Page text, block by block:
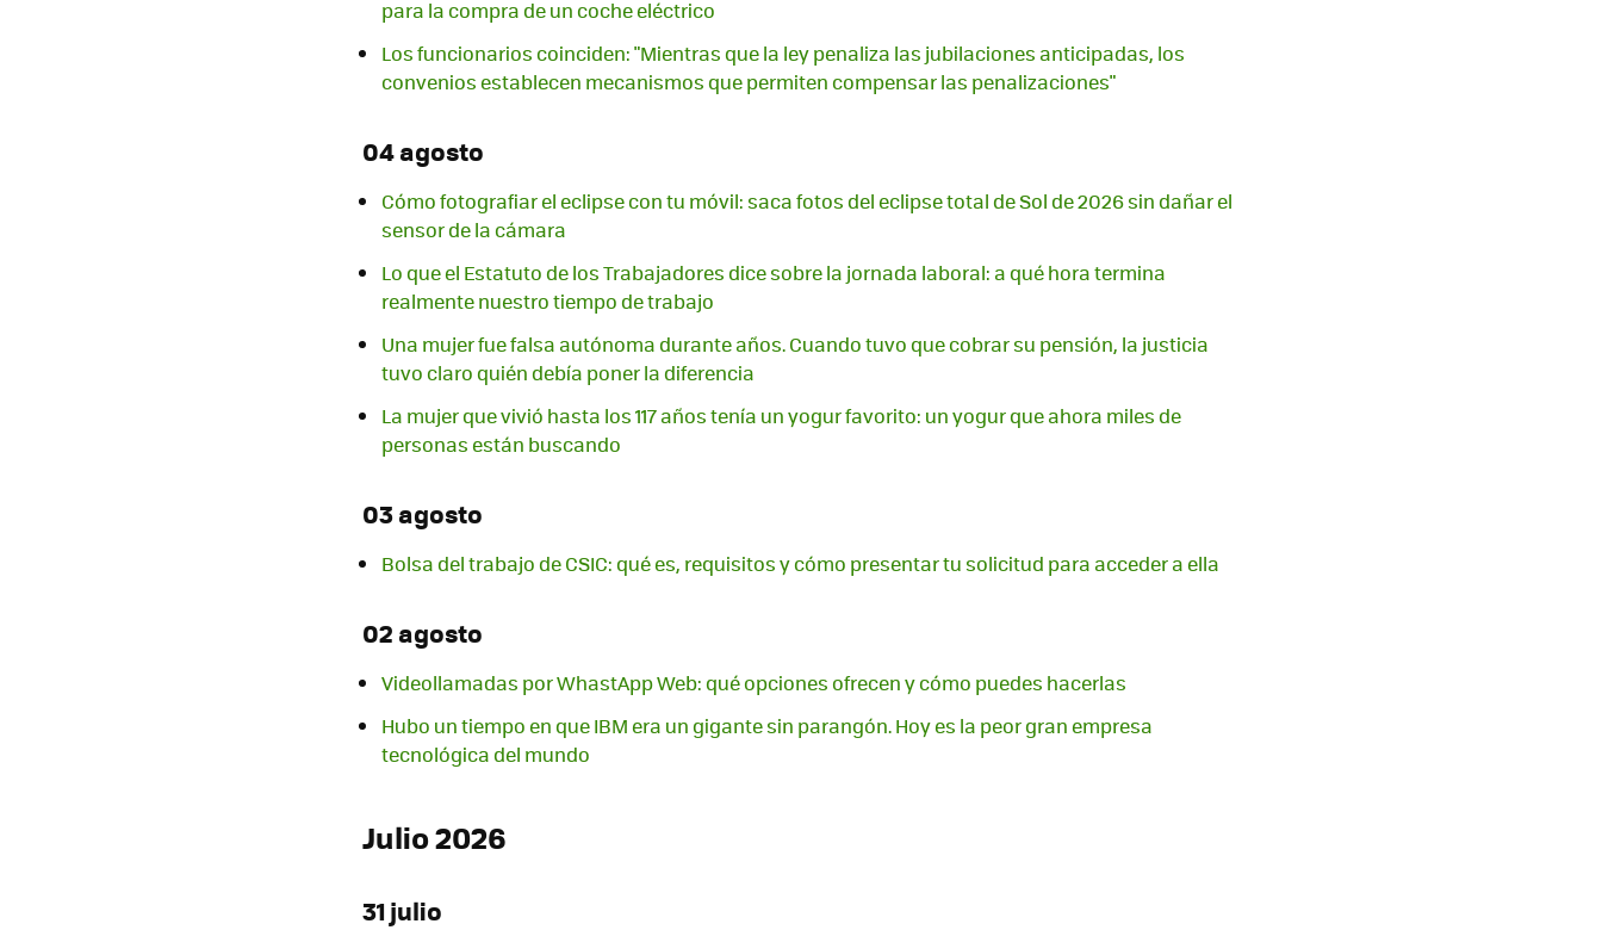
para la compra de un coche eléctrico
Los funcionarios coinciden: "Mientras que la ley penaliza las jubilaciones anticipadas, los
convenios establecen mecanismos que permiten compensar las penalizaciones"
04 agosto
Cómo fotografiar el eclipse con tu móvil: saca fotos del eclipse total de Sol de 2026 sin dañar el
sensor de la cámara
Lo que el Estatuto de los Trabajadores dice sobre la jornada laboral: a qué hora termina
realmente nuestro tiempo de trabajo
Una mujer fue falsa autónoma durante años. Cuando tuvo que cobrar su pensión, la justicia
tuvo claro quién debía poner la diferencia
La mujer que vivió hasta los 117 años tenía un yogur favorito: un yogur que ahora miles de
personas están buscando
03 agosto
Bolsa del trabajo de CSIC: qué es, requisitos y cómo presentar tu solicitud para acceder a ella
02 agosto
Videollamadas por WhastApp Web: qué opciones ofrecen y cómo puedes hacerlas
Hubo un tiempo en que IBM era un gigante sin parangón. Hoy es la peor gran empresa
tecnológica del mundo
Julio 2026
31 julio